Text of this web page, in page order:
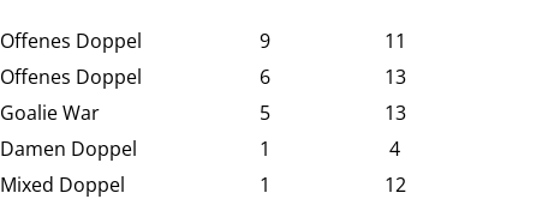
Offenes Doppel 9
11
Offenes Doppel 6
13
Goalie War 5
13
Damen Doppel 1
4
Mixed Doppel 1
12